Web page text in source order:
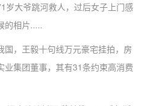
大爷跳河救人，过后女子上门感
的相片.....
，王毅十句线万元豪宅挂拍，房
集团董事，其有31条约束高消费